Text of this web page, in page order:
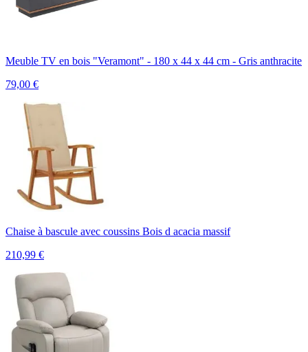
Meuble TV en bois "Veramont" - 180 x 44 x 44 cm - Gris anthracite
79,00 €
Chaise à bascule avec coussins Bois d acacia massif
210,99 €